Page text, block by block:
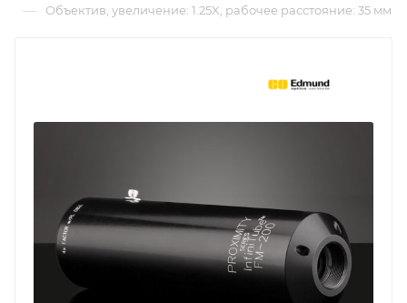
— Объектив, увеличение: 1.25X, рабочее расстояние: 35 мм